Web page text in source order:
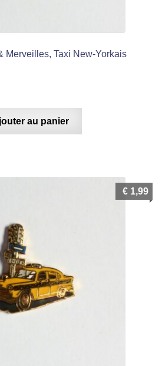
Merveilles, Taxi New-Yorkais
au panier
€ 1,99